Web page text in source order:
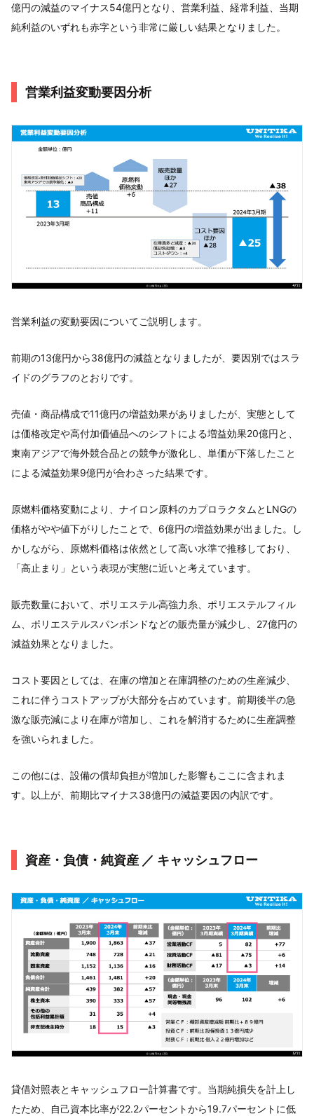
億円の減益のマイナス54億円となり、営業利益、経常利益、当期
純利益のいずれも赤字という非常に厳しい結果となりました。
営業利益変動要因分析
営業利益の変動要因についてご説明します。
前期の13億円から38億円の減益となりましたが、要因別ではスラ
イドのグラフのとおりです。
売値・商品構成で11億円の増益効果がありましたが、実態として
は価格改定や高付加価値品へのシフトによる増益効果20億円と、
東南アジアで海外競合品との競争が激化し、単価が下落したこと
による減益効果9億円が合わさった結果です。
原燃料価格変動により、ナイロン原料のカプロラクタムとLNGの
価格がやや値下がりしたことで、6億円の増益効果が出ました。し
かしながら、原燃料価格は依然として高い水準で推移しており、
「高止まり」という表現が実態に近いと考えています。
販売数量において、ポリエステル高強力糸、ポリエステルフィル
ム、ポリエステルスパンボンドなどの販売量が減少し、27億円の
減益効果となりました。
コスト要因としては、在庫の増加と在庫調整のための生産減少、
これに伴うコストアップが大部分を占めています。前期後半の急
激な販売減により在庫が増加し、これを解消するために生産調整
を強いられました。
この他には、設備の償却負担が増加した影響もここに含まれま
す。以上が、前期比マイナス38億円の減益要因の内訳です。
資産・負債・純資産 ／ キャッシュフロー
貸借対照表とキャッシュフロー計算書です。当期純損失を計上し
たため、自己資本比率が22.2パーセントから19.7パーセントに低